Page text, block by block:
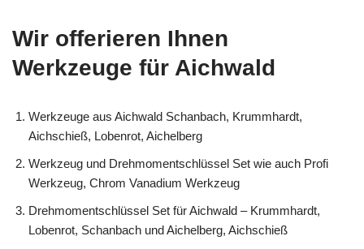
Wir offerieren Ihnen
Werkzeuge für Aichwald
Werkzeuge aus Aichwald Schanbach, Krummhardt,
Aichschieß, Lobenrot, Aichelberg
Werkzeug und Drehmomentschlüssel Set wie auch Profi
Werkzeug, Chrom Vanadium Werkzeug
Drehmomentschlüssel Set für Aichwald – Krummhardt,
Lobenrot, Schanbach und Aichelberg, Aichschieß